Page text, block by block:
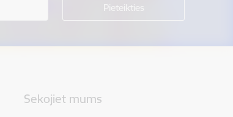
Sekojiet mums